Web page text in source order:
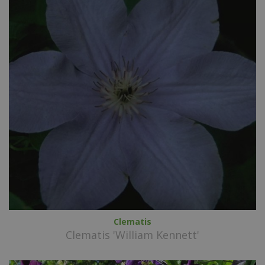
Clematis
Clematis 'William Kennett'